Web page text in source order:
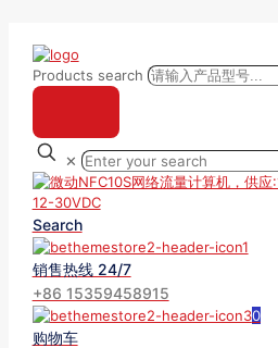
Products search
✕
Search
销售热线 24/7
+86 15359458915
0
购物车